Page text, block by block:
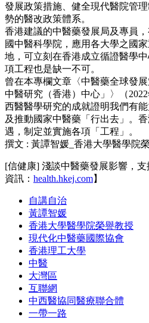
發展政策措施、健全現代醫院管
勢的醫改政策體系。
香港建議的中醫藥發展局及專員
國中醫科學院，應用各大學之國
地，可立刻在香港成立循證醫學
項工程也是缺一不可。
曾在本專欄文章〈中醫藥全球發
中醫研究（香港）中心」〉（
西醫醫學研究的成就證明我們有
及推動國家中醫藥「行出去」。
遇，制定並實施各項「工程」。
撰文 : 黃譚智媛_香港大學醫學院
[信健康] 淺談中醫藥發展影響，
資訊： health.hkej.com】
自講自治
黃譚智媛
香港大學醫學院榮譽教授
現代化中醫藥國際協會
香港理工大學
中醫
大灣區
互聯網
中西醫協同醫療聯合體
一帶一路